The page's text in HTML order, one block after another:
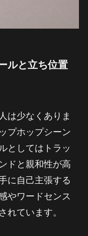
ルと立ち位置
は少なくありま
プホップシーン
としてはトラッ
ドと親和性が高
に自己主張する
やワードセンス
れています。